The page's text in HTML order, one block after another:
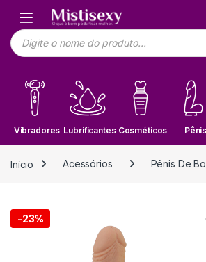
Skip to navigation
Skip to content
Pesquisar produtos
Vibradores Lubrificantes Cosméticos Pênis
Início Acessórios Pênis De
-23%